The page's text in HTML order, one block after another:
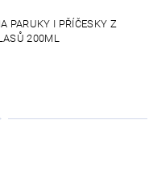
PARUKY I PŘÍČESKY Z
200ML